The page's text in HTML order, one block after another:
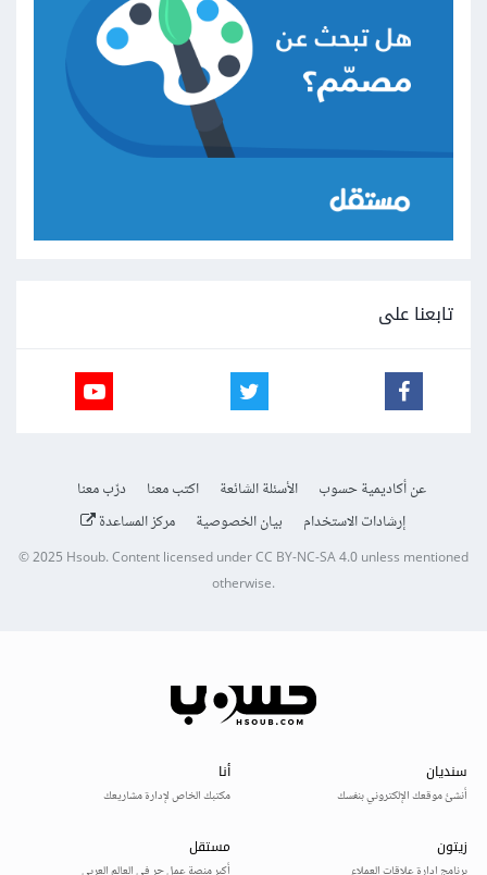
تابعنا على
عن أكاديمية حسوب الأسئلة الشائعة اكتب معنا
درّب معنا
إرشادات الاستخدام
بيان الخصوصية مركز المساعدة
© 2025Hsoub.Content licensed underCC BY-NC-SA 4.0unless mentioned
otherwise.